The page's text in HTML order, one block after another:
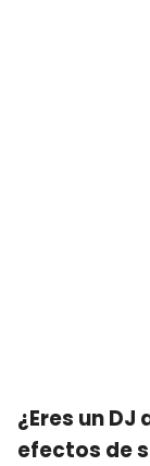
¿Eres un
efectos de